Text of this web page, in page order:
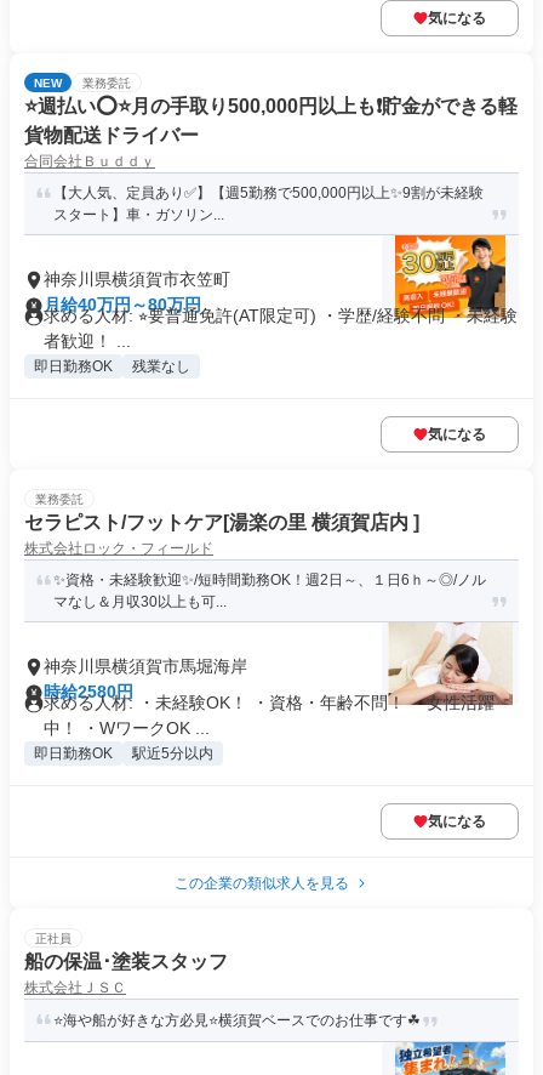
気になる
NEW 業務委託
⭐️週払い⭕️⭐️月の手取り500,000円以上も❗️貯金ができる軽
貨物配送ドライバー
合同会社Ｂｕｄｄｙ
【大人気、定員あり✅】【週5勤務で500,000円以上✨9割が未経験
スタート】車・ガソリン...
神奈川県横須賀市衣笠町
月給40万円～80万円
求める人材: ⭐︎要普通免許(AT限定可) ・学歴/経験不問 ・未経験
者歓迎！ ...
即日勤務OK 残業なし
気になる
業務委託
セラピスト/フットケア[湯楽の里 横須賀店内 ]
株式会社ロック・フィールド
✨資格・未経験歓迎✨/短時間勤務OK！週2日～、１日6ｈ～◎/ノル
マなし＆月収30以上も可...
神奈川県横須賀市馬堀海岸
時給2580円
求める人材: ・未経験OK！ ・資格・年齢不問！ ・女性活躍
中！ ・WワークOK ...
即日勤務OK 駅近5分以内
気になる
この企業の類似求人を見る
正社員
船の保温･塗装スタッフ
株式会社ＪＳＣ
⭐️海や船が好きな方必見⭐️横須賀ベースでのお仕事です☘